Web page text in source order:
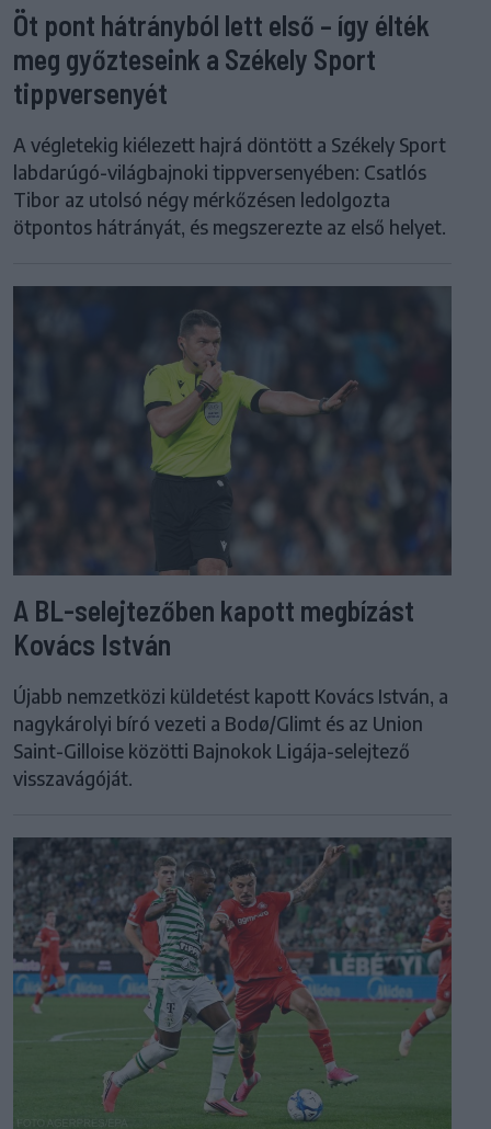
Öt pont hátrányból lett első – így élték
meg győzteseink a Székely Sport
tippversenyét
A végletekig kiélezett hajrá döntött a Székely Sport
labdarúgó-világbajnoki tippversenyében: Csatlós
Tibor az utolsó négy mérkőzésen ledolgozta
ötpontos hátrányát, és megszerezte az első helyet.
A BL-selejtezőben kapott megbízást
Kovács István
Újabb nemzetközi küldetést kapott Kovács István, a
nagykárolyi bíró vezeti a Bodø/Glimt és az Union
Saint-Gilloise közötti Bajnokok Ligája-selejtező
visszavágóját.